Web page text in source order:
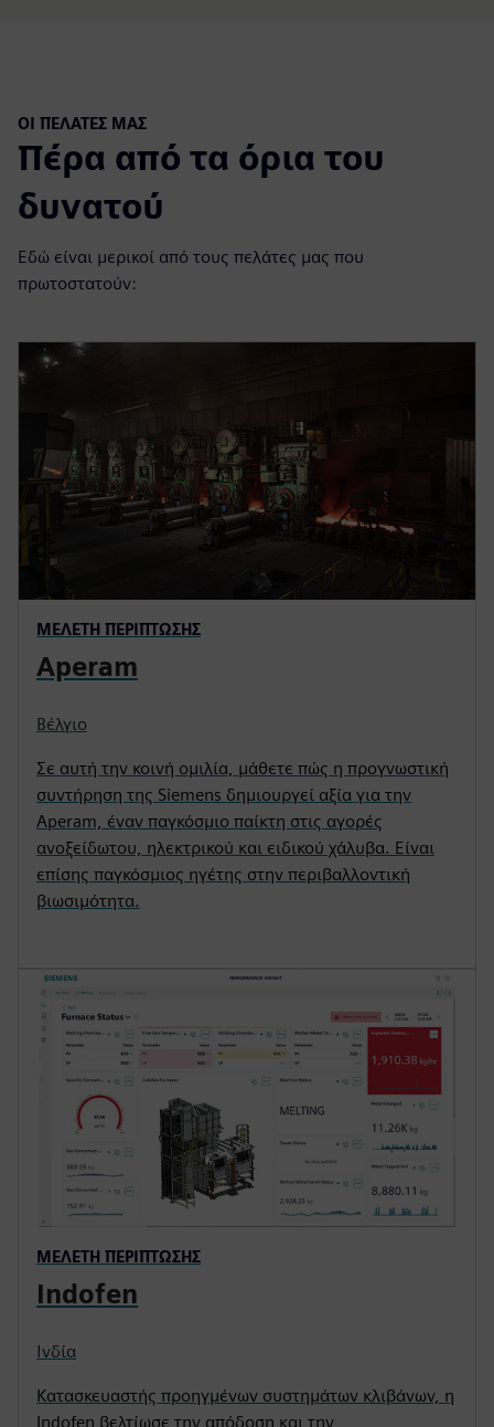
ΟΙ ΠΕΛΆΤΕΣ ΜΑΣ
Πέρα από τα όρια του
δυνατού
Εδώ είναι μερικοί από τους πελάτες μας που
πρωτοστατούν:
ΜΕΛΈΤΗ ΠΕΡΊΠΤΩΣΗΣ
Aperam
Βέλγιο
Σε αυτή την κοινή ομιλία, μάθετε πώς η προγνωστική
συντήρηση της Siemens δημιουργεί αξία για την
Aperam, έναν παγκόσμιο παίκτη στις αγορές
ανοξείδωτου, ηλεκτρικού και ειδικού χάλυβα. Είναι
επίσης παγκόσμιος ηγέτης στην περιβαλλοντική
βιωσιμότητα.
ΜΕΛΈΤΗ ΠΕΡΊΠΤΩΣΗΣ
Indofen
Ινδία
Κατασκευαστής προηγμένων συστημάτων κλιβάνων, η
Indofen βελτίωσε την απόδοση και την